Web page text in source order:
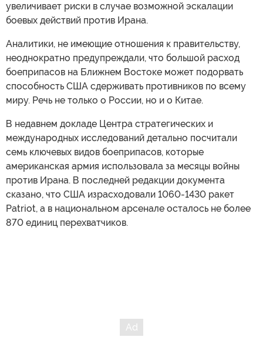
увеличивает риски в случае возможной эскалации
боевых действий против Ирана.
Аналитики, не имеющие отношения к правительству,
неоднократно предупреждали, что большой расход
боеприпасов на Ближнем Востоке может подорвать
способность США сдерживать противников по всему
миру. Речь не только о России, но и о Китае.
В недавнем докладе Центра стратегических и
международных исследований детально посчитали
семь ключевых видов боеприпасов, которые
американская армия использовала за месяцы войны
против Ирана. В последней редакции документа
сказано, что США израсходовали 1060-1430 ракет
Patriot, а в национальном арсенале осталось не более
870 единиц перехватчиков.